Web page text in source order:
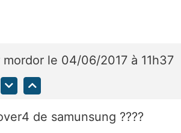
mordor le 04/06/2017 à 11h37
de samunsung ????